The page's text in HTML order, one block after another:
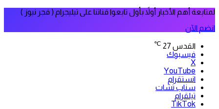
لمتابعة أهم الأخبار أولاً بأول تابعوا قناتنا على تيليجرام ( فجر نيوز )
انضم الآن
القدس 27
℃
فيسبوك
‫X
‫YouTube
انستقرام
سناب تشات
تيلقرام
‫TikTok